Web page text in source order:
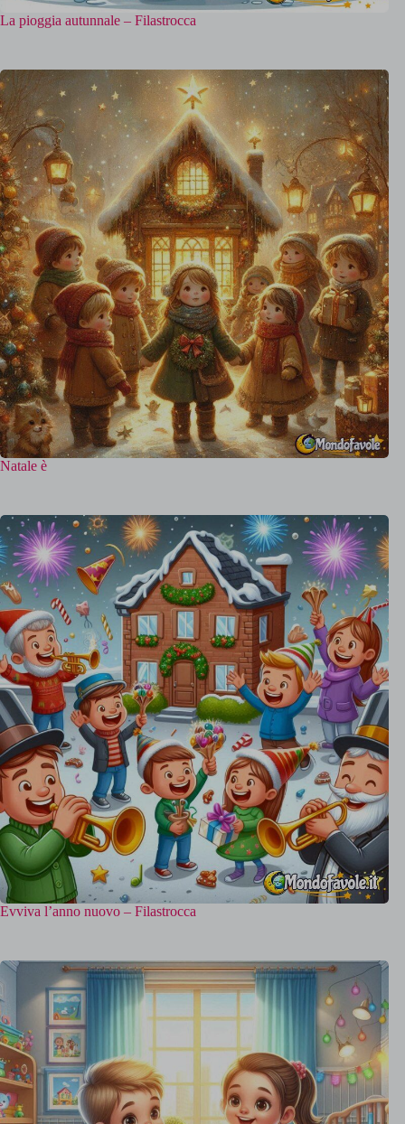
La pioggia autunnale – Filastrocca
Natale è
Evviva l’anno nuovo – Filastrocca